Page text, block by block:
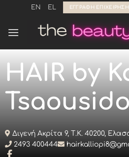
Μετάβαση
περιεχόμενο
EN EL ΕΓΓΡΑΦΉ
HAIR by
Διγενή Ακρίτα 9, Τ.Κ. 40200,
2493 400444